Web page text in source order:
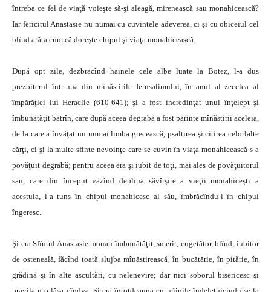
întreba ce fel de viaţă voieşte să-şi aleagă, mirenească sau monahicească?
Iar fericitul Anastasie nu numai cu cuvintele adeverea, ci şi cu obiceiul cel
blînd arăta cum că doreşte chipul şi viaţa monahicească.
După opt zile, dezbrăcînd hainele cele albe luate la Botez, l-a dus
prezbiterul într-una din mînăstirile Ierusalimului, în anul al zecelea al
împărăţiei lui Heraclie (610-641); şi a fost încredinţat unui înţelept şi
îmbunătăţit bătrîn, care după aceea degrabă a fost părinte mînăstirii aceleia,
de la care a învăţat nu numai limba grecească, psaltirea şi citirea celorlalte
cărţi, ci şi la multe sfinte nevoinţe care se cuvin în viaţa monahicească s-a
povăţuit degrabă; pentru aceea era şi iubit de toţi, mai ales de povăţuitorul
său, care din început văzînd deplina săvîrşire a vieţii monahiceşti a
acestuia, l-a tuns în chipul monahicesc al său, îmbrăcîndu-l în chipul
îngeresc.
Şi era Sfîntul Anastasie monah îmbunătăţit, smerit, cugetător, blînd, iubitor
de osteneală, făcînd toată slujba mînăstirească, în bucătărie, în pitărie, în
grădină şi în alte ascultări, cu nelenevire; dar nici soborul bisericesc şi